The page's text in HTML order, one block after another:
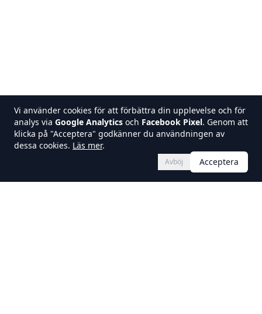
Vi använder cookies för att förbättra din upplevelse och för
analys via Google Analytics och Facebook Pixel. Genom att
klicka på "Acceptera" godkänner du användningen av
dessa cookies. Läs mer.
Avböj Acceptera